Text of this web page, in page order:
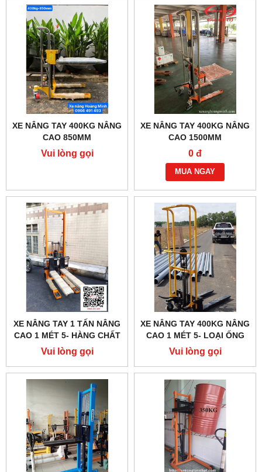
XE NÂNG TAY 400KG NÂNG
CAO 850MM
Vui lòng gọi
XE NÂNG TAY 400KG NÂNG
CAO 1500MM
0 đ
MUA NGAY
XE NÂNG TAY 1 TẤN NÂNG
CAO 1 MÉT 5- HÀNG CHẤT
LƯỢNG CAO
Vui lòng gọi
XE NÂNG TAY 400KG NÂNG
CAO 1 MÉT 5- LOẠI ỐNG
TRÒN
Vui lòng gọi